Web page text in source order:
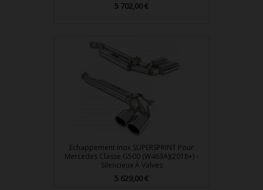
Prix
5 702,00 €
Echappement Inox SUPERSPRINT Pour
Mercedes Classe G500 (W463A)(2018+) -
Silencieux À Valves
Prix
5 629,00 €